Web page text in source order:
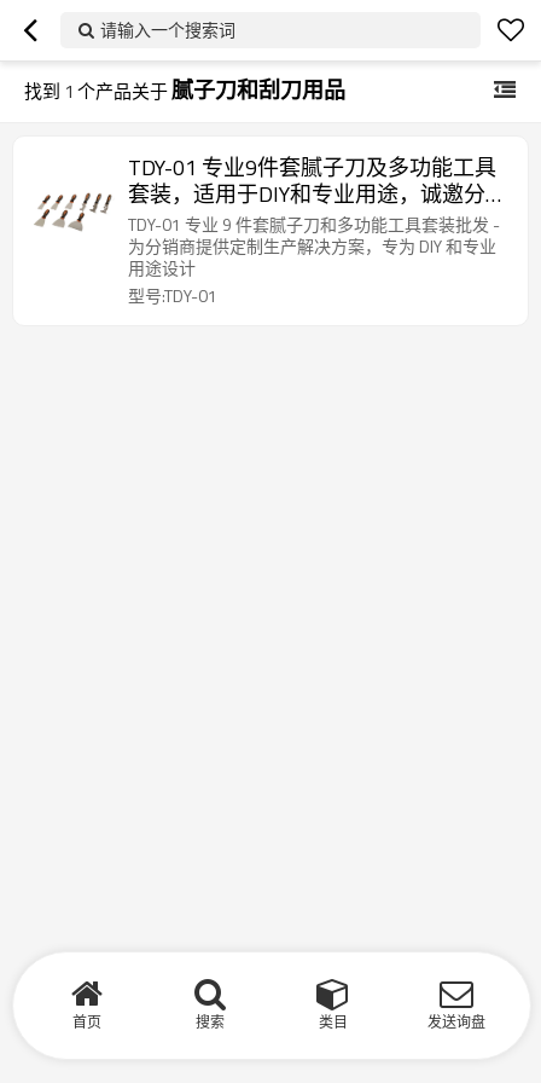
请输入一个搜索词
找到 1 个产品关于腻子刀和刮刀用品
TDY-01 专业9件套腻子刀及多功能工具
套装，适用于DIY和专业用途，诚邀分销
商和批发商加盟。
TDY-01 专业 9 件套腻子刀和多功能工具套装批发 -
为分销商提供定制生产解决方案，专为 DIY 和专业
用途设计
型号:TDY-01
首页 搜索 类目 发送询盘